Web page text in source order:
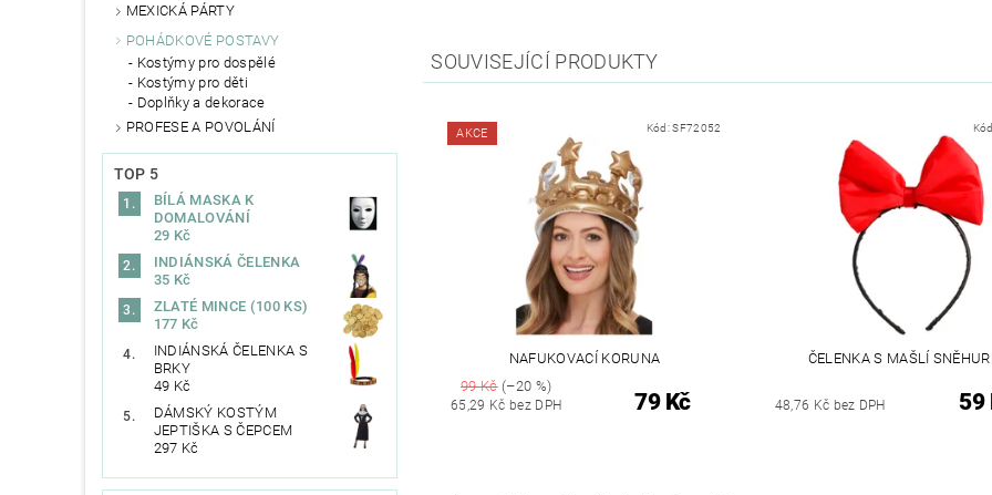
MEXICKÁ PÁRTY
POHÁDKOVÉ POSTAVY
Kostýmy pro dospělé
Kostýmy pro děti
Doplňky a dekorace
PROFESE A POVOLÁNÍ
TOP 5
BÍLÁ MASKA K
DOMALOVÁNÍ
29 Kč
INDIÁNSKÁ ČELENKA
35 Kč
ZLATÉ MINCE (100 KS)
177 Kč
INDIÁNSKÁ ČELENKA S
BRKY
49 Kč
DÁMSKÝ KOSTÝM
JEPTIŠKA S ČEPCEM
297 Kč
SOUVISEJÍCÍ PRODUKTY
AKCE Kód:SF72052
NAFUKOVACÍ KORUNA
99 Kč(–20 %)
65,29 Kč bez DPH 79 Kč
ČELENKA S MAŠLÍ
48,76 Kč bez DPH 59